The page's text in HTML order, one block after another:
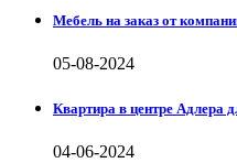
Мебель на заказ от
05-08-2024
Квартира в центре Адлера
04-06-2024